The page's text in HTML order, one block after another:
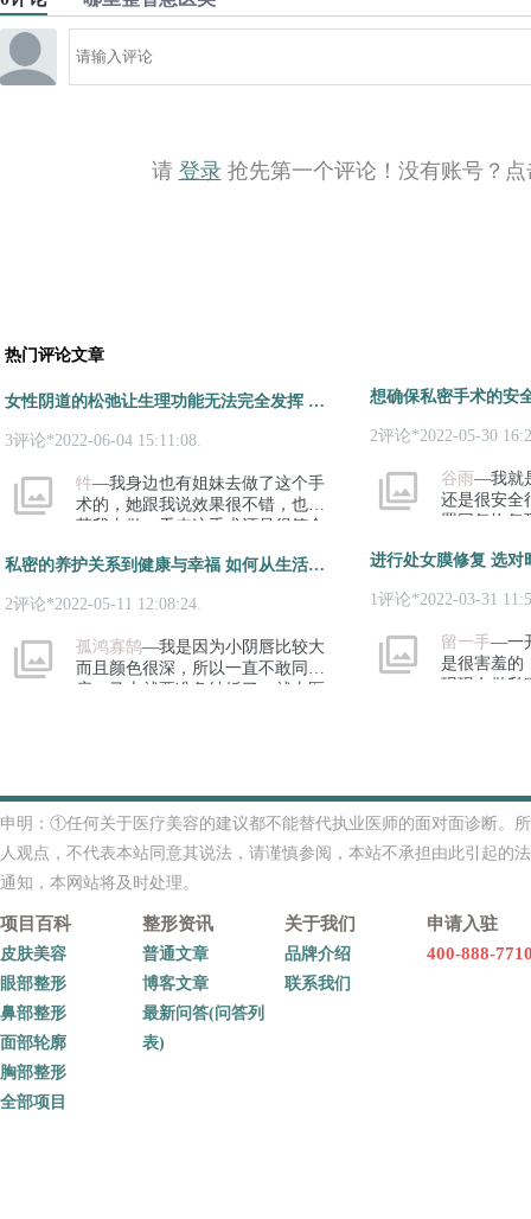
请 登录抢先第一个评论！没有账号？
热门评论文章
女性阴道的松弛让生理功能无法完全发挥 还可以通过手术恢复紧致
3评论*2022-06-04 15:11:08.
牪—我身边也有姐妹去做了这个手
术的，她跟我说效果很不错，也推
荐我去做，看来这手术还是很符合
私密的养护关系到健康与幸福 如何从生活与手术进行私密美
2评论*2022-05-11 12:08:24.
孤鸿寡鹄—我是因为小阴唇比较大
而且颜色很深，所以一直不敢同
房，马上就要准备结婚了，就去医
2评论*2022-05-30
谷雨—我就
还是很安全
置回复恢复
进行处女膜修复 选对
1评论*2022-03-31
留一手—一
是很害羞的
现现在做私
申明：①任何关于医疗美容的建议都不能替代执业医师的面对面诊断。
人观点，不代表本站同意其说法，请谨慎参阅，本站不承担由此引起
通知，本网站将及时处理。
项目百科
皮肤美容
眼部整形
鼻部整形
面部轮廓
胸部整形
全部项目
整形资讯
普通文章
博客文章
最新问答(问答列
表)
关于我们
品牌介绍
联系我们
申请入驻
400-888-